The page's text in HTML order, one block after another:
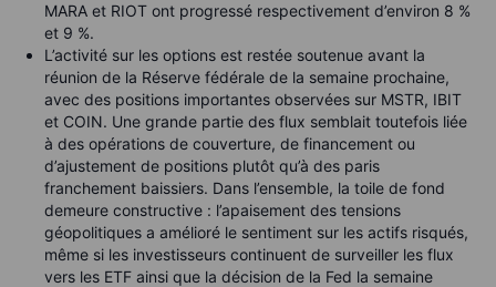
MARA et RIOT ont progressé respectivement d’environ 8 %
et 9 %.
L’activité sur les options est restée soutenue avant la
réunion de la Réserve fédérale de la semaine prochaine,
avec des positions importantes observées sur MSTR, IBIT
et COIN. Une grande partie des flux semblait toutefois liée
à des opérations de couverture, de financement ou
d’ajustement de positions plutôt qu’à des paris
franchement baissiers. Dans l’ensemble, la toile de fond
demeure constructive : l’apaisement des tensions
géopolitiques a amélioré le sentiment sur les actifs risqués,
même si les investisseurs continuent de surveiller les flux
vers les ETF ainsi que la décision de la Fed la semaine